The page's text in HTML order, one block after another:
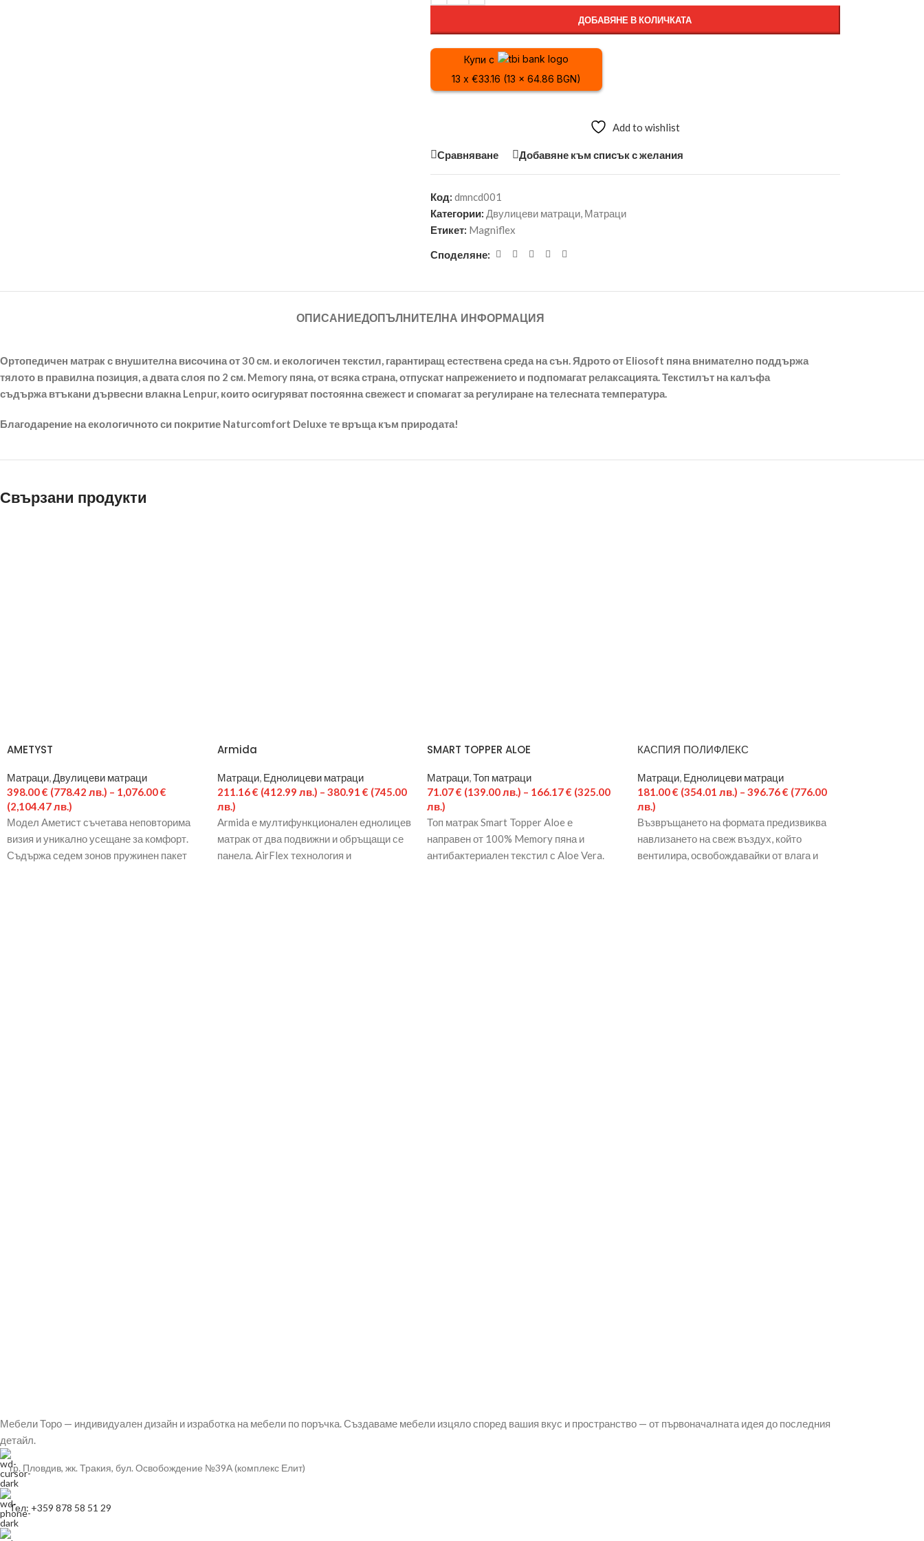
ДОБАВЯНЕ В КОЛИЧКАТА
Купи с
13 x €33.16 (13 x 64.86 BGN)
Add to wishlist
Сравняване Добавяне към списък с желания
Код: dmncd001
Категории: Двулицеви матраци, Матраци
Етикет: Magniflex
Споделяне:
ОПИСАНИЕДОПЪЛНИТЕЛНА ИНФОРМАЦИЯ
Ортопедичен матрак с внушителна височина от 30 см. и екологичен текстил, гарантиращ естествена среда на сън. Ядрото от Eliosoft пяна внимателно поддържа
тялото в правилна позиция, а двата слоя по 2 см. Memory пяна, от всяка страна, отпускат напрежението и подпомагат релаксацията. Текстилът на калъфа
съдържа втъкани дървесни влакна Lenpur, които осигуряват постоянна свежест и спомагат за регулиране на телесната температура.
Благодарение на екологичното си покритие Naturcomfort Deluxe те връща към природата!
Свързани продукти
AMETYST
Матраци,Двулицеви матраци
398.00€ (778.42 лв.) – 1,076.00€
(2,104.47 лв.)
Модел Аметист съчетава неповторима
визия и уникално усещане за комфорт.
Съдържа седем зонов пружинен пакет
Armida
Матраци, Еднолицеви матраци
211.16€ (412.99 лв.) – 380.91 € (745.00
лв.)
Armida е мултифункционален еднолицев
матрак от два подвижни и обръщащи се
панела. AirFlex технология и
SMART TOPPER ALOE
Матраци,Топ матраци
71.07€ (139.00 лв.) – 166.17€ (325.00
лв.)
Топ матрак Smart Topper Aloe е
направен от 100% Memory пяна и
антибактериален текстил с Aloe Vera.
КАСПИЯ ПОЛИФЛЕКС
Матраци, Еднолицеви матраци
181.00€ (354.01 лв.) – 396.76€ (776.00
лв.)
Възвръщането на формата предизвиква
навлизането на свеж въздух, който
вентилира, освобождавайки от влага и
Мебели Торо — индивидуален дизайн и изработка на мебели по поръчка. Създаваме мебели изцяло според вашия вкус и пространство — от първоначалната идея до последния
детайл.
гр. Пловдив, жк. Тракия, бул. Освобождение №39А (комплекс Елит)
Тел: +359 878 58 51 29